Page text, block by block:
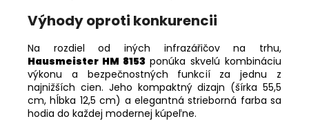
Výhody oproti konkurencii
Na rozdiel od iných infrazářičov na trhu,
Hausmeister HM 8153ponúka skvelú kombináciu
výkonu a bezpečnostných funkcií za jednu z
najnižších cien. Jeho kompaktný dizajn (šírka 55,5
cm, hĺbka 12,5 cm) a elegantná strieborná farba sa
hodia do každej modernej kúpeľne.